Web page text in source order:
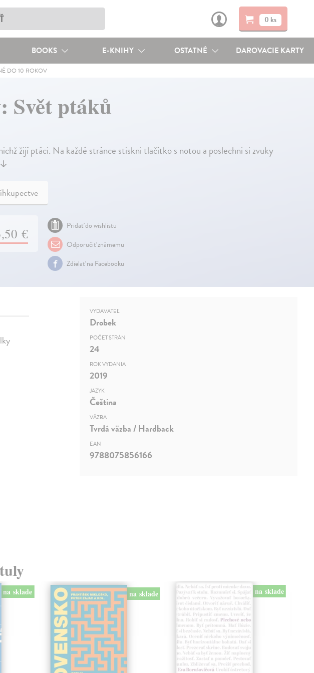
0 ks
BOOKS E-KNIHY OSTATNÉ DAROVACIE KARTY
DO 10 ROKOV
Svět ptáků
žijí ptáci. Na každé stránce stiskni tlačítko s notou a poslechni si zvuky
↓
€
Pridať do wishlistu
Odporučiť známemu
Zdielať na Facebooku
VYDAVATEĽ
Drobek
POČET STRÁN
24
ROK VYDANIA
2019
JAZYK
Čeština
VÄZBA
Tvrdá väzba / Hardback
EAN
9788075856166
na sklade na sklade na sklade